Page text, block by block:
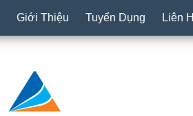
Giới Thiệu Tuyển Dụng Liên